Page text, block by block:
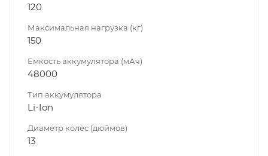
120
Максимальная нагрузка (кг)
150
Емкость аккумулятора (мАч)
48000
Тип аккумулятора
Li-Ion
Диаметр колёс (дюймов)
13